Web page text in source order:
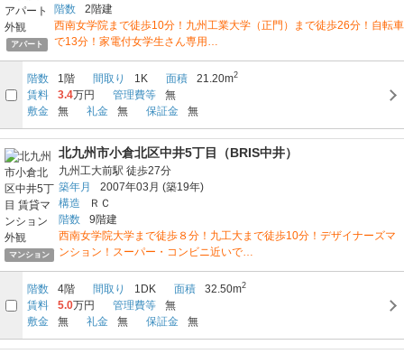
アパート
階数
2階建
西南女学院まで徒歩10分！九州工業大学（正門）まで徒歩26分！自転車
で13分！家電付女学生さん専用…
階数 1階 間取り 1K 面積 21.20m2
賃料 3.4万円 管理費等
無
敷金
無 礼金 無 保証金 無
マンション
北九州市小倉北区中井5丁目（BRIS中井）
九州工大前駅 徒歩27分
築年月
2007年03月 (築19年)
構造
ＲＣ
階数
9階建
西南女学院大学まで徒歩８分！九工大まで徒歩10分！デザイナーズマ
ンション！スーパー・コンビニ近いで…
階数 4階 間取り 1DK 面積 32.50m2
賃料 5.0万円 管理費等
無
敷金
無 礼金 無 保証金 無